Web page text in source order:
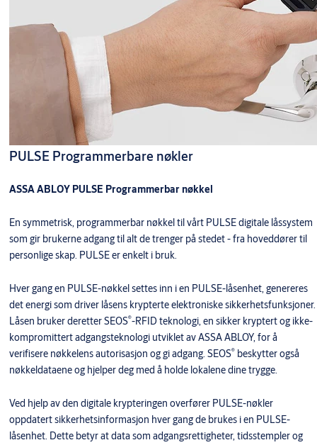
PULSE Programmerbare nøkler
ASSA ABLOY PULSE Programmerbar nøkkel
En symmetrisk, programmerbar nøkkel til vårt PULSE digitale låssystem
som gir brukerne adgang til alt de trenger på stedet - fra hoveddører til
personlige skap. PULSE er enkelt i bruk.
Hver gang en PULSE-nøkkel settes inn i en PULSE-låsenhet, genereres
det energi som driver låsens krypterte elektroniske sikkerhetsfunksjoner.
Låsen bruker deretter SEOS®-RFID teknologi, en sikker kryptert og ikke-
kompromittert adgangsteknologi utviklet av ASSA ABLOY, for å
verifisere nøkkelens autorisasjon og gi adgang. SEOS®beskytter også
nøkkeldataene og hjelper deg med å holde lokalene dine trygge.
Ved hjelp av den digitale krypteringen overfører PULSE-nøkler
oppdatert sikkerhetsinformasjon hver gang de brukes i en PULSE-
låsenhet. Dette betyr at data som adgangsrettigheter, tidsstempler og